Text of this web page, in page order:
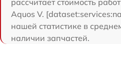
рассчитает стоимость
Aquos V.
нашей статистике в
наличии запчастей.